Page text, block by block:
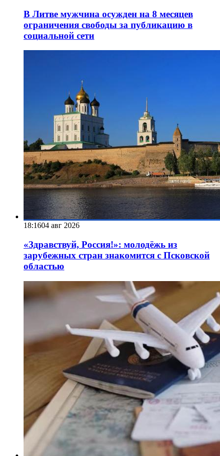
В Литве мужчина осужден на 8 месяцев
ограничения свободы за публикацию в
социальной сети
18:1604 авг 2026
«Здравствуй, Россия!»: молодёжь из
зарубежных стран знакомится с Псковской
областью